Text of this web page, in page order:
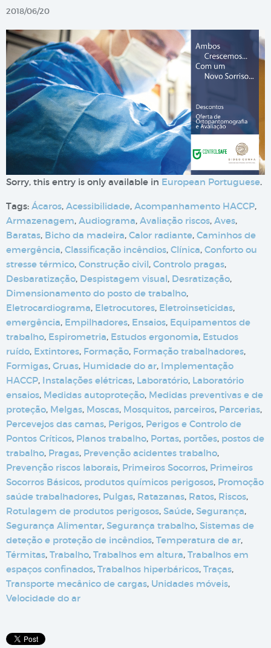
2018/06/20
Sorry, this entry is only available in European Portuguese.
Tags: Ácaros, Acessibilidade, Acompanhamento HACCP,
Armazenagem, Audiograma, Avaliação riscos, Aves,
Baratas, Bicho da madeira, Calor radiante, Caminhos de
emergência, Classificação incêndios, Clínica, Conforto ou
stresse térmico, Construção civil, Controlo pragas,
Desbaratização, Despistagem visual, Desratização,
Dimensionamento do posto de trabalho,
Eletrocardiograma, Eletrocutores, Eletroinseticidas,
emergência, Empilhadores, Ensaios, Equipamentos de
trabalho, Espirometria, Estudos ergonomia, Estudos
ruído, Extintores, Formação, Formação trabalhadores,
Formigas, Gruas, Humidade do ar, Implementação
HACCP, Instalações elétricas, Laboratório, Laboratório
ensaios, Medidas autoproteção, Medidas preventivas e de
proteção, Melgas, Moscas, Mosquitos, parceiros, Parcerias,
Percevejos das camas, Perigos, Perigos e Controlo de
Pontos Críticos, Planos trabalho, Portas, portões, postos de
trabalho, Pragas, Prevenção acidentes trabalho,
Prevenção riscos laborais, Primeiros Socorros, Primeiros
Socorros Básicos, produtos químicos perigosos, Promoção
saúde trabalhadores, Pulgas, Ratazanas, Ratos, Riscos,
Rotulagem de produtos perigosos, Saúde, Segurança,
Segurança Alimentar, Segurança trabalho, Sistemas de
deteção e proteção de incêndios, Temperatura de ar,
Térmitas, Trabalho, Trabalhos em altura, Trabalhos em
espaços confinados, Trabalhos hiperbáricos, Traças,
Transporte mecânico de cargas, Unidades móveis,
Velocidade do ar